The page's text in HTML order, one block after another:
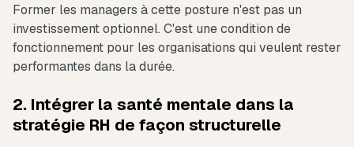
Former les managers à cette posture n'est pas un
investissement optionnel. C'est une condition de
fonctionnement pour les organisations qui veulent rester
performantes dans la durée.
2. Intégrer la santé mentale dans la
stratégie RH de façon structurelle